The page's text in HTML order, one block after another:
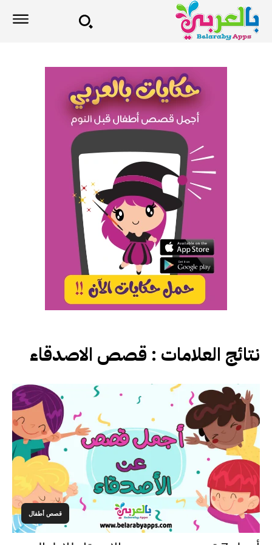
نتائج العلامات : قصص الاصدقاء
قصص أطفال